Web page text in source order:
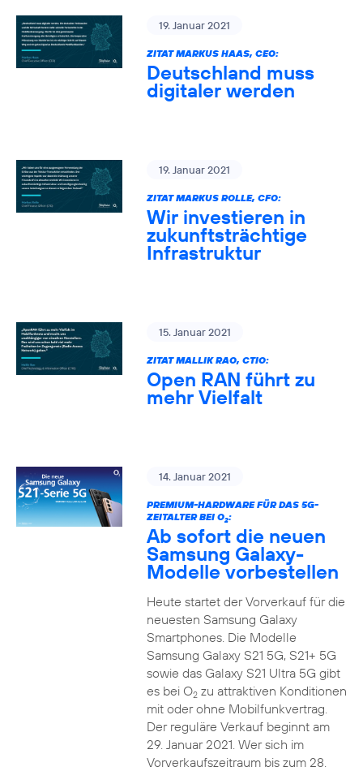
19. Januar 2021
ZITAT MARKUS HAAS, CEO:
Deutschland muss
digitaler werden
19. Januar 2021
ZITAT MARKUS ROLLE, CFO:
Wir investieren in
zukunftsträchtige
Infrastruktur
15. Januar 2021
ZITAT MALLIK RAO, CTIO:
Open RAN führt zu
mehr Vielfalt
14. Januar 2021
PREMIUM-HARDWARE FÜR DAS 5G-
ZEITALTER BEI O2:
Ab sofort die neuen
Samsung Galaxy-
Modelle vorbestellen
Heute startet der Vorverkauf für die
neuesten Samsung Galaxy
Smartphones. Die Modelle
Samsung Galaxy S21 5G, S21+ 5G
sowie das Galaxy S21 Ultra 5G gibt
es bei O2zu attraktiven Konditionen
mit oder ohne Mobilfunkvertrag.
Der reguläre Verkauf beginnt am
29. Januar 2021. Wer sich im
Vorverkaufszeitraum bis zum 28.